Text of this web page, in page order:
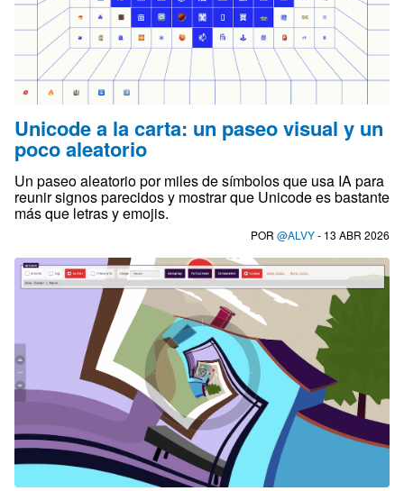
Unicode a la carta: un paseo visual y un
poco aleatorio
Un paseo aleatorio por miles de símbolos que usa IA para
reunir signos parecidos y mostrar que Unicode es bastante
más que letras y emojis.
POR @ALVY- 13 ABR 2026